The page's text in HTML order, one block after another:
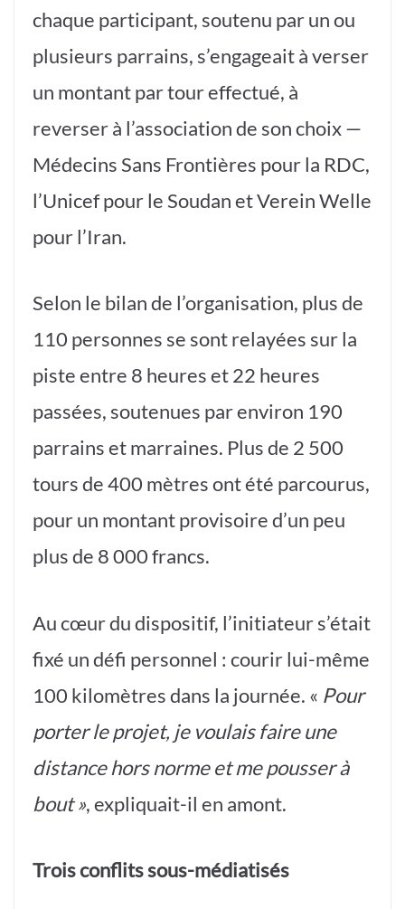
chaque participant, soutenu par un ou
plusieurs parrains, s’engageait à verser
un montant par tour effectué, à
reverser à l’association de son choix —
Médecins Sans Frontières pour la RDC,
l’Unicef pour le Soudan et Verein Welle
pour l’Iran.
Selon le bilan de l’organisation, plus de
110 personnes se sont relayées sur la
piste entre 8 heures et 22 heures
passées, soutenues par environ 190
parrains et marraines. Plus de 2 500
tours de 400 mètres ont été parcourus,
pour un montant provisoire d’un peu
plus de 8 000 francs.
Au cœur du dispositif, l’initiateur s’était
fixé un défi personnel : courir lui-même
100 kilomètres dans la journée. « Pour
porter le projet, je voulais faire une
distance hors norme et me pousser à
bout », expliquait-il en amont.
Trois conflits sous-médiatisés